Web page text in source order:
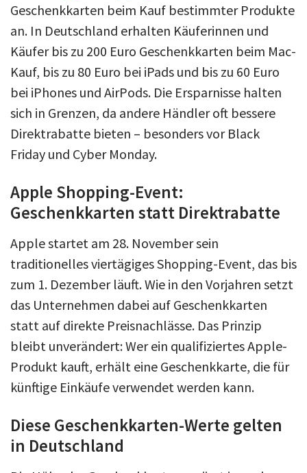
Geschenkkarten beim Kauf bestimmter Produkte
an. In Deutschland erhalten Käuferinnen und
Käufer bis zu 200 Euro Geschenkkarten beim Mac-
Kauf, bis zu 80 Euro bei iPads und bis zu 60 Euro
bei iPhones und AirPods. Die Ersparnisse halten
sich in Grenzen, da andere Händler oft bessere
Direktrabatte bieten – besonders vor Black
Friday und Cyber Monday.
Apple Shopping-Event:
Geschenkkarten statt Direktrabatte
Apple startet am 28. November sein
traditionelles viertägiges Shopping-Event, das bis
zum 1. Dezember läuft. Wie in den Vorjahren setzt
das Unternehmen dabei auf Geschenkkarten
statt auf direkte Preisnachlässe. Das Prinzip
bleibt unverändert: Wer ein qualifiziertes Apple-
Produkt kauft, erhält eine Geschenkkarte, die für
künftige Einkäufe verwendet werden kann.
Diese Geschenkkarten-Werte gelten
in Deutschland